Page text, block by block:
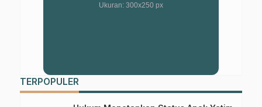
Ukuran: 300x250 px
TERPOPULER